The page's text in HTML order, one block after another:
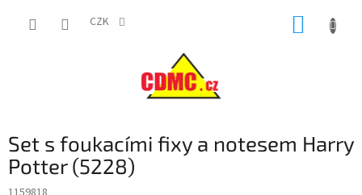
CZK
Set s foukacími fixy a notesem Harry
Potter (5228)